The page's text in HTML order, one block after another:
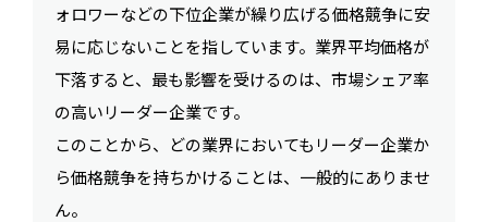
ォロワーなどの下位企業が繰り広げる価格競争に安
易に応じないことを指しています。業界平均価格が
下落すると、最も影響を受けるのは、市場シェア率
の高いリーダー企業です。
このことから、どの業界においてもリーダー企業か
ら価格競争を持ちかけることは、一般的にありませ
ん。